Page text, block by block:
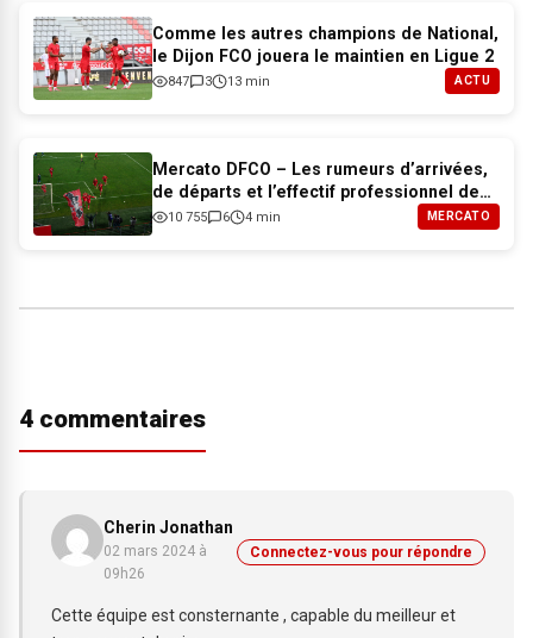
Comme les autres champions de National,
le Dijon FCO jouera le maintien en Ligue 2
847 3 13 min ACTU
Mercato DFCO – Les rumeurs d’arrivées,
de départs et l’effectif professionnel de
Dijon pour 2026-2027
10 755 6 4 min MERCATO
4 commentaires
Cherin Jonathan
02 mars 2024 à
09h26
Connectez-vous pour répondre
Cette équipe est consternante , capable du meilleur et